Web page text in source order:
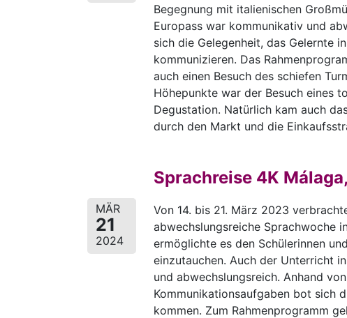
Begegnung mit italienischen
Europass war kommunikativ und
sich die Gelegenheit, das Gelernte
kommunizieren. Das
auch einen Besuch des schiefen
Höhepunkte war der Besuch eines
Degustation. Natürlich kam auch
durch den Markt und die
MÄR
21
2024
Sprachreise 4K
Von 14. bis 21. März 2023
abwechslungsreiche Sprachwoche
ermöglichte es den Schülerinnen
einzutauchen. Auch der Unterricht
und abwechslungsreich. Anhand
Kommunikationsaufgaben bot sich
kommen. Zum Rahmenprogramm